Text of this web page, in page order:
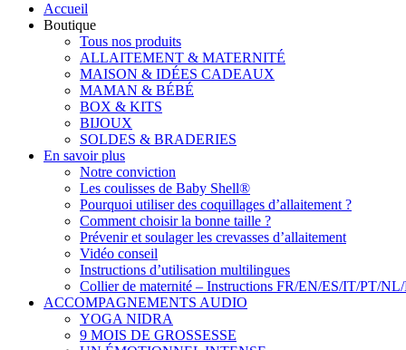
Accueil
Boutique
Tous nos produits
ALLAITEMENT & MATERNITÉ
MAISON & IDÉES CADEAUX
MAMAN & BÉBÉ
BOX & KITS
BIJOUX
SOLDES & BRADERIES
En savoir plus
Notre conviction
Les coulisses de Baby Shell®
Pourquoi utiliser des coquillages d’allaitement ?
Comment choisir la bonne taille ?
Prévenir et soulager les crevasses d’allaitement
Vidéo conseil
Instructions d’utilisation multilingues
Collier de maternité – Instructions FR/EN/ES/IT/PT/
ACCOMPAGNEMENTS AUDIO
YOGA NIDRA
9 MOIS DE GROSSESSE